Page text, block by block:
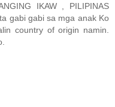
IKAW , PILIPINAS
gabi gabi sa mga anak Ko
country of origin namin.